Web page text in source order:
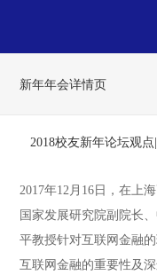
新年年会详情页
2018校友新年论坛观
2017年12月16日，在上
国家发展研究院副院长
平教授针对互联网金融
互联网金融的重要性及深